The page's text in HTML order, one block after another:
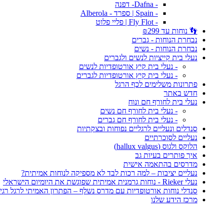
- Dafna- דפנה
- Spain | ספרד - Alberola
- Fly Flot | פליי פלוט
👣 נוחות עד ₪299
נבחרת הנוחות - גברים
נבחרת הנוחות - נשים
נעלי בית קייציות לנשים ולגברים
- נעלי בית קיץ אורטופדיות לנשים
- נעלי בית קיץ אורטופדיות לגברים
פתרונות משלימים לכף הרגל
חדש באתר
נעלי בית לחורף חם ונוח
- נעלי בית לחורף חם נשים
- נעלי בית לחורף חם גברים
סנדלים ונעליים לרגליים נפוחות ובצקתיות
נעליים לסוכרתיים
הלוקס ולגוס (hallux valgus)
איך פותרים בעיות גב
מדרסים בהתאמה אישית
נעליים יציבות – למה רכות לבד לא מספיקה לנוחות אמיתית?
נעלי Rieker - נוחות גרמנית אמיתית שפוגשת את היומיום הישראלי
סנדלי נוחות אורטופדיות עם מדרס נשלף – הפתרון האמיתי לרגל
מרכז הידע שלנו